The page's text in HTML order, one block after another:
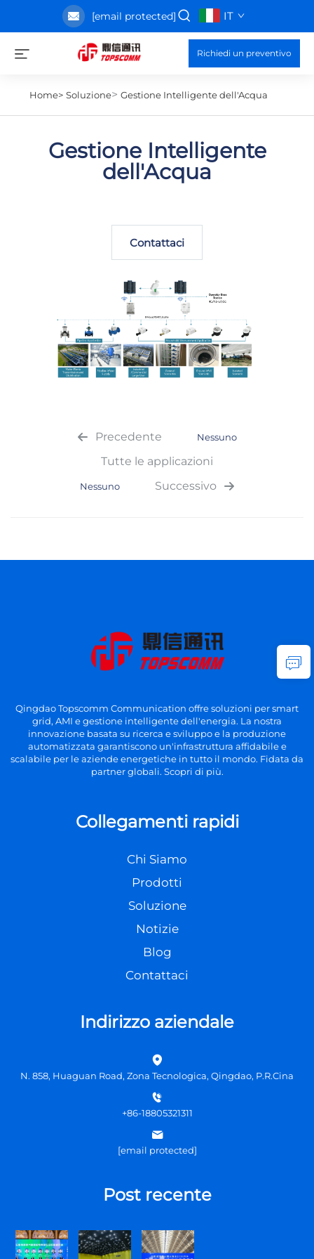
[email protected] IT
Richiedi un preventivo
GESTIONE
DELL'ACQUA
Home> Soluzione> Gestione Intelligente dell'Acqua
Gestione Intelligente
dell'Acqua
Contattaci
Precedente Nessuno
Tutte le applicazioni
Successivo
Nessuno
Qingdao Topscomm Communication offre soluzioni per smart
grid, AMI e gestione intelligente dell'energia. La nostra
innovazione basata su ricerca e sviluppo e la produzione
automatizzata garantiscono un'infrastruttura affidabile e
scalabile per le aziende energetiche in tutto il mondo. Fidata da
partner globali. Scopri di più.
Collegamenti rapidi
Chi Siamo
Prodotti
Soluzione
Notizie
Blog
Contattaci
Indirizzo aziendale
N. 858, Huaguan Road, Zona Tecnologica, Qingdao, P.R.Cina
+86-18805321311
[email protected]
Post recente